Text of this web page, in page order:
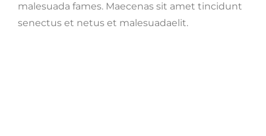
malesuada fames. Maecenas sit amet tincidunt
senectus et netus et malesuadaelit.